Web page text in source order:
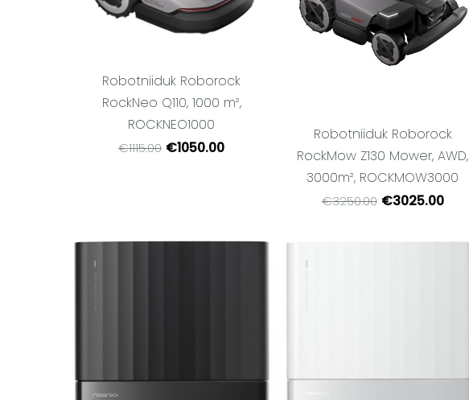
Robotniiduk Roborock
RockNeo Q110, 1000 m²,
ROCKNEO1000
€1115.00 €1050.00
Robotniiduk Roborock
RockMow Z130 Mower, AWD,
3000m², ROCKMOW3000
€3250.00 €3025.00